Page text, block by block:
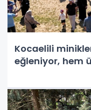
Kocaelili
eğleniyor, hem